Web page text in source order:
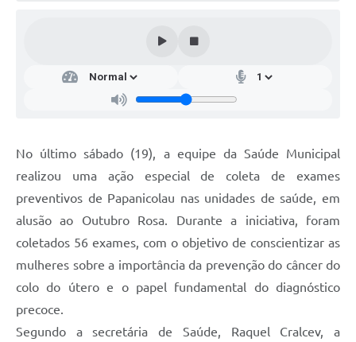
No último sábado (19), a equipe da Saúde Municipal
realizou uma ação especial de coleta de exames
preventivos de Papanicolau nas unidades de saúde, em
alusão ao Outubro Rosa. Durante a iniciativa, foram
coletados 56 exames, com o objetivo de conscientizar as
mulheres sobre a importância da prevenção do câncer do
colo do útero e o papel fundamental do diagnóstico
precoce.
Segundo a secretária de Saúde, Raquel Cralcev, a